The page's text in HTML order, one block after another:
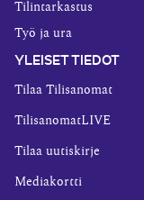
Tilintarkastus
Työ ja ura
YLEISET TIEDOT
Tilaa Tilisanomat
TilisanomatLIVE
Tilaa uutiskirje
Mediakortti